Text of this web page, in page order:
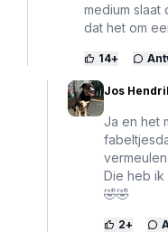
medium slaat
dat het om
14+
Jos
Ja en het
Die heb ik
🤣🤣
2+